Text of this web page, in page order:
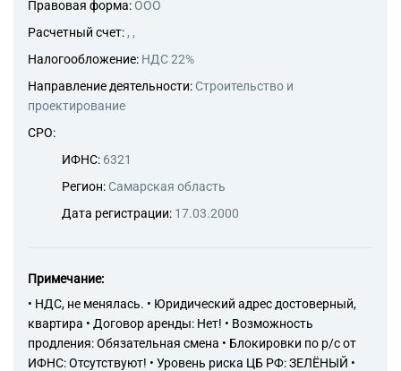
Правовая форма: ООО
Расчетный счет: , ,
Налогообложение: НДС 22%
Направление деятельности: Строительство и
проектирование
СРО:
ИФНС: 6321
Регион: Самарская область
Дата регистрации: 17.03.2000
Примечание:
• НДС, не менялась. • Юридический адрес достоверный,
квартира • Договор аренды: Нет! • Возможность
продления: Обязательная смена • Блокировки по р/с от
ИФНС: Отсутствуют! • Уровень риска ЦБ РФ: ЗЕЛЁНЫЙ •